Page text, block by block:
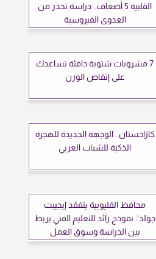
القلبية 5 أضعاف.. دراسة تحذر من
العدوى الفيروسية
7 مشروبات شتوية دافئة تساعدك
على إنقاص الوزن
كازاخستان.. الوجهة الجديدة للهجرة
الذكية للشباب العربي
محافظ القليوبية يتفقد إيجيبت
جولد': نموذج رائد للتعليم الفني يربط
بين الدراسة وسوق العمل